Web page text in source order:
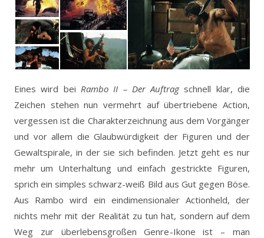
Eines wird bei Rambo II – Der Auftragschnell klar, die
Zeichen stehen nun vermehrt auf übertriebene Action,
vergessen ist die Charakterzeichnung aus dem Vorgänger
und vor allem die Glaubwürdigkeit der Figuren und der
Gewaltspirale, in der sie sich befinden. Jetzt geht es nur
mehr um Unterhaltung und einfach gestrickte Figuren,
sprich ein simples schwarz-weiß Bild aus Gut gegen Böse.
Aus Rambo wird ein eindimensionaler Actionheld, der
nichts mehr mit der Realität zu tun hat, sondern auf dem
Weg zur überlebensgroßen Genre-Ikone ist – man